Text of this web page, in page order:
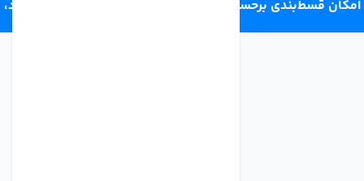
امکان قسط‌بندی برحسب اعتبار ترب‌پی 4 قسط ماهانه. بدون سود،